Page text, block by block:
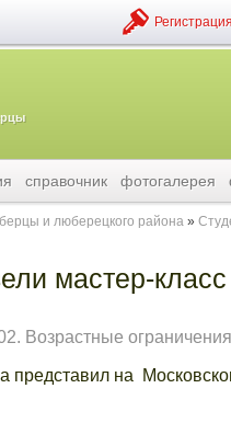
Регистрация
справочник фотогалерея
и люберецкого района
мастер-
Возрастные
представил на